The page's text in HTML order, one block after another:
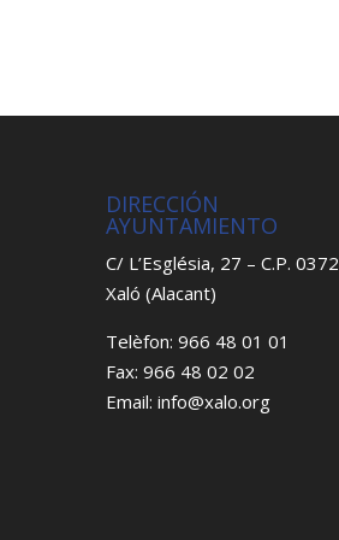
DIRECCIÓN
AYUNTAMIENTO
C/ L’Església, 27 – C.P.
Xaló (Alacant)
Telèfon: 966 48 01 01
Fax: 966 48 02 02
Email: info@xalo.org